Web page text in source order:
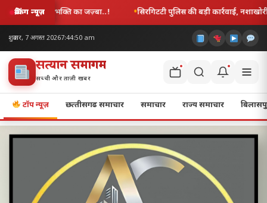
ब्रेकिंग न्यूज़
पुलिस की बड़ी कार्रवाई, नशाखोरी, अड्डेबाजी और लड़ाई-झगड़ा करने वाले 11
शुक्रवार, 7 अगस्त 20267:44:52 am
सत्यज्ञान समागम
सच्ची और ताज़ी खबर
टॉप न्यूज़ छत्‍तीसगढ समाचार समाचार राज्य समाचार